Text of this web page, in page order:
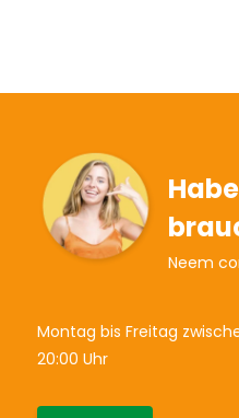
Neem
Montag bis Freitag
20:00 Uhr